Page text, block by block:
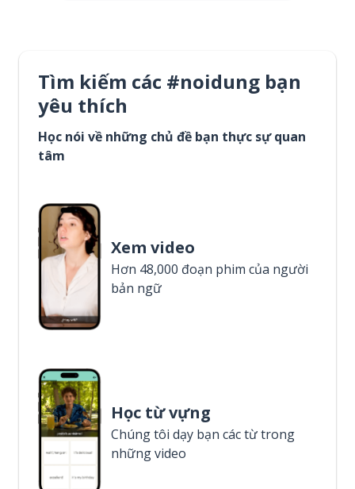
Tìm kiếm các #noidung bạn
yêu thích
Học nói về những chủ đề bạn thực sự quan
tâm
Xem video
Hơn 48,000 đoạn phim của người
bản ngữ
Học từ vựng
Chúng tôi dạy bạn các từ trong
những video